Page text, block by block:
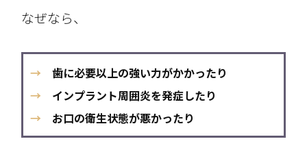
なぜなら、
→ 歯に必要以上の強い力がかかったり
→ インプラント周囲炎を発症したり
→ お口の衛生状態が悪かったり